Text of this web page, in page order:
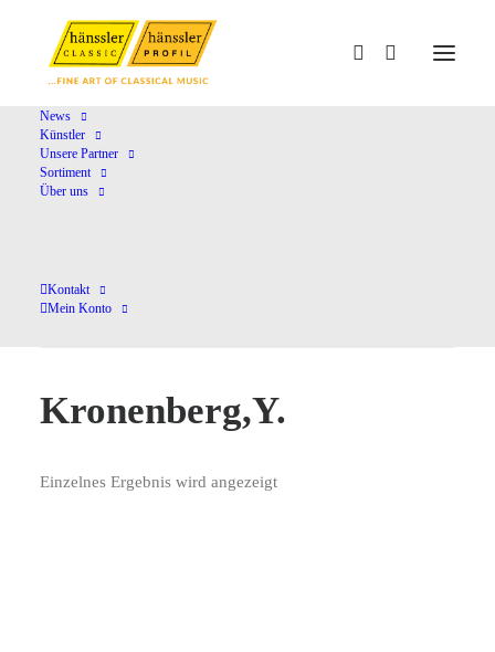
News
Künstler
Unsere Partner
Sortiment
Über uns
Kontakt
Mein Konto
Home Kronenberg,Y.
Kronenberg,Y.
Einzelnes Ergebnis wird angezeigt